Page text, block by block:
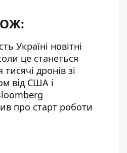
Україні новітні
це станеться
дронів зі
від США і
про старт роботи